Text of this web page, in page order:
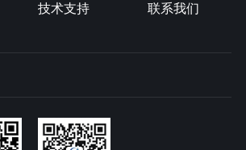
技术支持 联系我们